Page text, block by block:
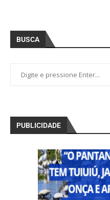
BUSCA
PUBLICIDADE